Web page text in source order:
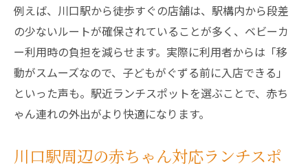
例えば、川口駅から徒歩すぐの店舗は、駅構内から段差
の少ないルートが確保されていることが多く、ベビーカ
ー利用時の負担を減らせます。実際に利用者からは「移
動がスムーズなので、子どもがぐずる前に入店できる」
といった声も。駅近ランチスポットを選ぶことで、赤ち
ゃん連れの外出がより快適になります。
川口駅周辺の赤ちゃん対応ランチスポ